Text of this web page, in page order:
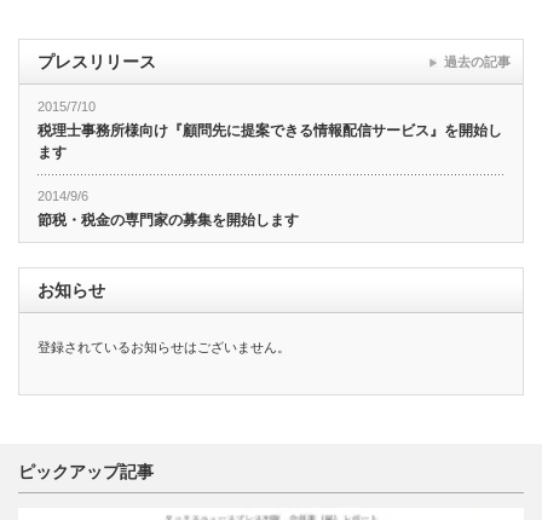
プレスリリース
2015/7/10
税理士事務所様向け『顧問先に提案できる情報配信サービス』を開始し
ます
2014/9/6
節税・税金の専門家の募集を開始します
過去の記事
お知らせ
登録されているお知らせはございません。
ピックアップ記事